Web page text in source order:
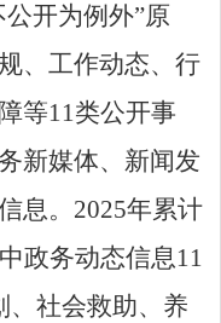
公开为例外”原
、工作动态、行
等11 类公开事
新媒体、新闻发
息。 2025年累计
政务动态信息11
社会救助、养